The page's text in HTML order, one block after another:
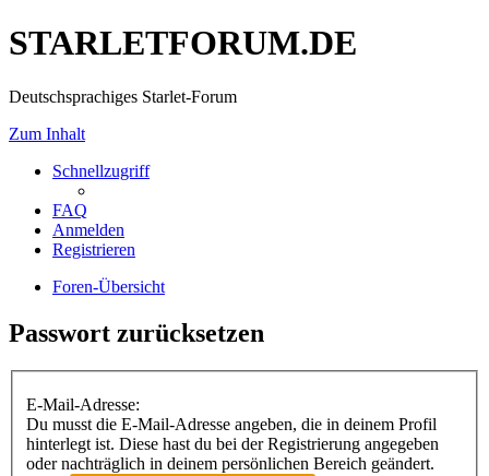
STARLETFORUM.DE
Deutschsprachiges Starlet-Forum
Zum Inhalt
Schnellzugriff
FAQ
Anmelden
Registrieren
Foren-Übersicht
Passwort zurücksetzen
E-Mail-Adresse:
Du musst die E-Mail-Adresse angeben, die in deinem Profil
hinterlegt ist. Diese hast du bei der Registrierung angegeben
oder nachträglich in deinem persönlichen Bereich geändert.